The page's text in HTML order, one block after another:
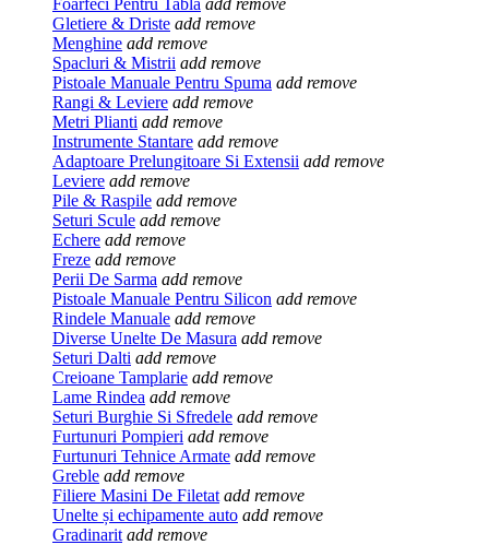
Foarfeci Pentru Tabla add remove
Gletiere & Driste add remove
Menghine add remove
Spacluri & Mistrii add remove
Pistoale Manuale Pentru Spuma add remove
Rangi & Leviere add remove
Metri Plianti add remove
Instrumente Stantare add remove
Adaptoare Prelungitoare Si Extensii add remove
Leviere add remove
Pile & Raspile add remove
Seturi Scule add remove
Echere add remove
Freze add remove
Perii De Sarma add remove
Pistoale Manuale Pentru Silicon add remove
Rindele Manuale add remove
Diverse Unelte De Masura add remove
Seturi Dalti add remove
Creioane Tamplarie add remove
Lame Rindea add remove
Seturi Burghie Si Sfredele add remove
Furtunuri Pompieri add remove
Furtunuri Tehnice Armate add remove
Greble add remove
Filiere Masini De Filetat add remove
Unelte și echipamente auto add remove
Gradinarit add remove